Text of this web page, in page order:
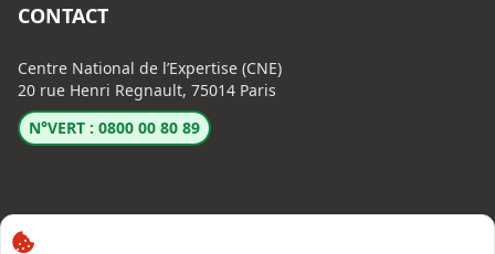
CONTACT
Centre National de l’Expertise (CNE)
20 rue Henri Regnault, 75014 Paris
N°VERT : 0800 00 80 89